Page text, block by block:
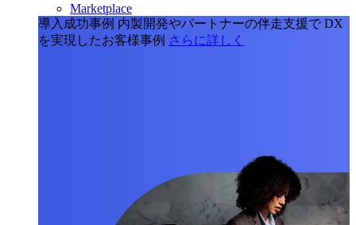
Marketplace
導入成功事例 内製開発やパートナーの伴走支援で DX
を実現したお客様事例 さらに詳しく